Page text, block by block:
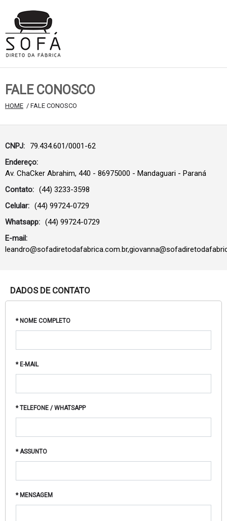
FALE CONOSCO
HOME / FALE CONOSCO
CNPJ:
79.434.601/0001-62
Endereço:
Av. ChaCker Abrahim, 440 - 86975000 - Mandaguari - Paraná
Contato: (44) 3233-3598
Celular: (44) 99724-0729
Whatsapp: (44) 99724-0729
E-mail:
DADOS DE CONTATO
* NOME COMPLETO
* E-MAIL
* TELEFONE / WHATSAPP
* ASSUNTO
* MENSAGEM